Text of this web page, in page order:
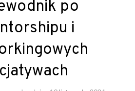
po
i